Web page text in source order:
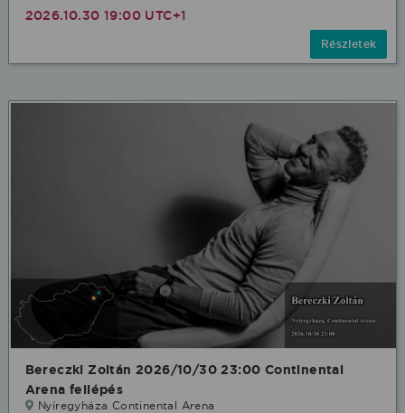
2026.10.30 19:00 UTC+1
Részletek
Bereczki Zoltán 2026/10/30 23:00 Continental
Arena fellépés
Nyíregyháza Continental Arena